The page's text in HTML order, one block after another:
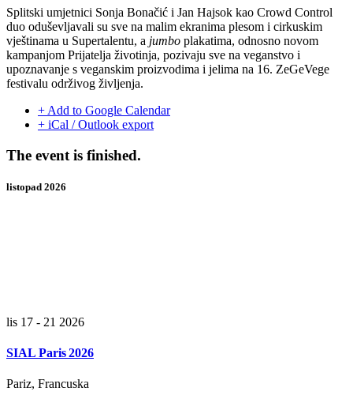
Splitski umjetnici Sonja Bonačić i Jan Hajsok kao Crowd Control
duo oduševljavali su sve na malim ekranima plesom i cirkuskim
vještinama u Supertalentu, a jumbo plakatima, odnosno novom
kampanjom Prijatelja životinja, pozivaju sve na veganstvo i
upoznavanje s veganskim proizvodima i jelima na 16. ZeGeVege
festivalu održivog življenja.
+ Add to Google Calendar
+ iCal / Outlook export
The event is finished.
listopad 2026
lis 17 - 21 2026
SIAL Paris 2026
Pariz, Francuska